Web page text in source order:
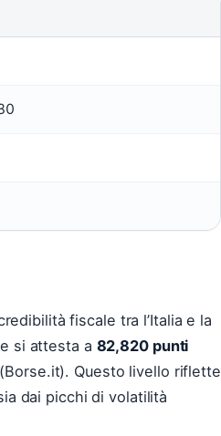
fiscale tra l’Italia e la
si attesta a 82,820 punti
Questo livello riflette
dai picchi di volatilità